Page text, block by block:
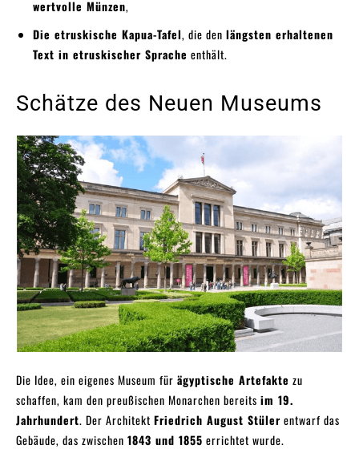
wertvolle Münzen,
Die etruskische Kapua-Tafel, die den längsten erhaltenen
Text in etruskischer Sprache enthält.
Schätze des Neuen Museums
Die Idee, ein eigenes Museum für ägyptische Artefakte zu
schaffen, kam den preußischen Monarchen bereits im 19.
Jahrhundert. Der Architekt Friedrich August Stülerentwarf das
Gebäude, das zwischen 1843 und 1855 errichtet wurde.